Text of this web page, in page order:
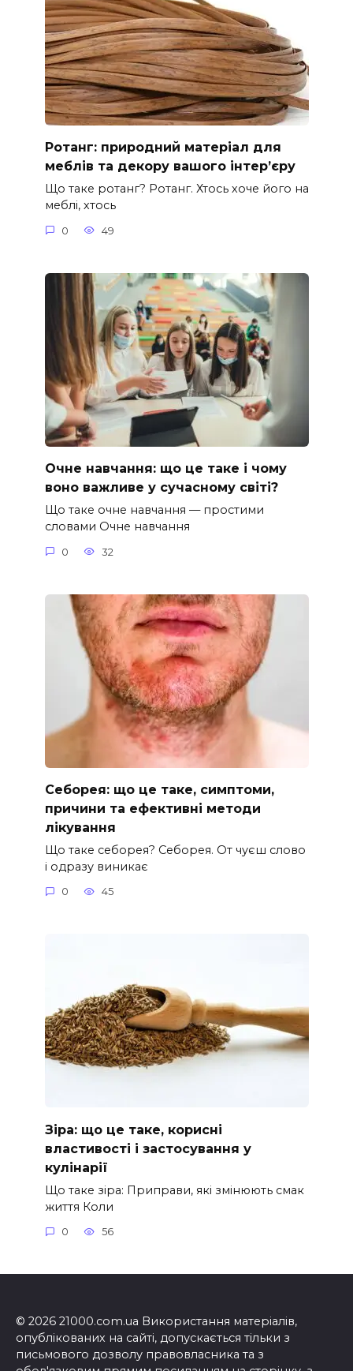
Ротанг: природний матеріал для
меблів та декору вашого інтер’єру
Що таке ротанг? Ротанг. Хтось хоче його на
меблі, хтось
0 49
Очне навчання: що це таке і чому
воно важливе у сучасному світі?
Що таке очне навчання — простими
словами Очне навчання
0 32
Себорея: що це таке, симптоми,
причини та ефективні методи
лікування
Що таке себорея? Себорея. От чуєш слово
і одразу виникає
0 45
Зіра: що це таке, корисні
властивості і застосування у
кулінарії
Що таке зіра: Приправи, які змінюють смак
життя Коли
0 56
© 2026 21000.com.ua Використання матеріалів,
опублікованих на сайті, допускається тільки з
письмового дозволу правовласника та з